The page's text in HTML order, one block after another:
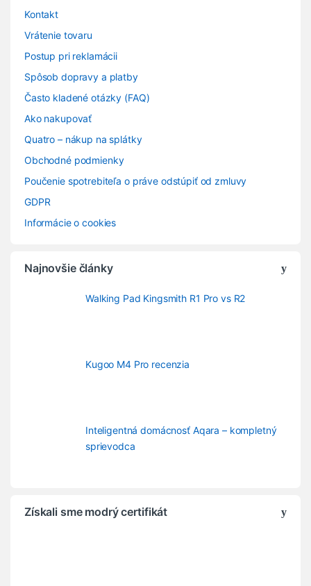
Kontakt
Vrátenie tovaru
Postup pri reklamácii
Spôsob dopravy a platby
Často kladené otázky (FAQ)
Ako nakupovať
Quatro – nákup na splátky
Obchodné podmienky
Poučenie spotrebiteľa o práve odstúpiť od zmluvy
GDPR
Informácie o cookies
Najnovšie články
Walking Pad Kingsmith R1 Pro vs R2
Kugoo M4 Pro recenzia
Inteligentná domácnosť Aqara – kompletný
sprievodca
Získali sme modrý certifikát